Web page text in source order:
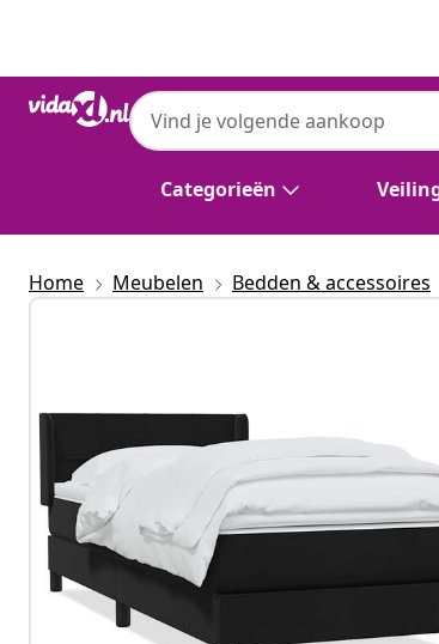
Categorieën
vidaXL
Home Meubelen Bedden & accessoires